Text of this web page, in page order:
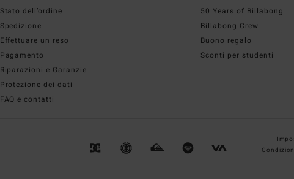
Stato dell’ordine
Spedizione
Effettuare un reso
Pagamento
Riparazioni e Garanzie
Protezione dei dati
FAQ e contatti
50 Years of Billabong
Billabong Crew
Buono regalo
Sconti per studenti